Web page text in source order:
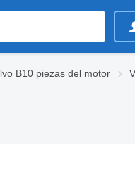
B10 piezas del motor